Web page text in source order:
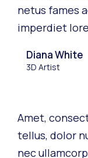
netus fames
imperdiet
Diana White
3D Artist
Amet,
tellus, dolor
nec